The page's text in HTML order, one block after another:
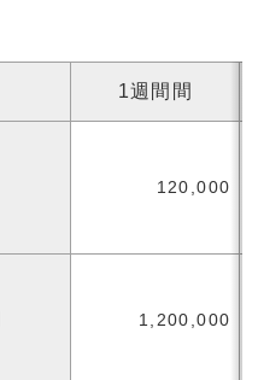
1週間間
120,000
1,200,000